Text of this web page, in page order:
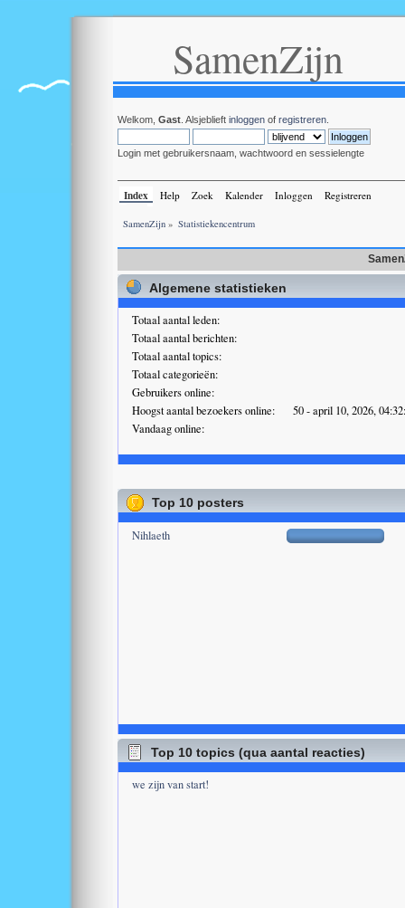
SamenZijn
Welkom, Gast . Alsjeblieft inloggen of registreren
Login met gebruikersnaam, wachtwoord en sessielengte
Index Help Zoek Kalender Inloggen Registreren
SamenZijn » Statistiekencentrum
Algemene statistieken
Totaal aantal leden:
Totaal aantal berichten:
Totaal aantal topics:
Totaal categorieën:
Gebruikers online:
Hoogst aantal bezoekers online:
50 - april 10, 2026,
Vandaag online:
Top 10 posters
Nihlaeth
Top 10 topics (qua aantal reacties)
we zijn van start!